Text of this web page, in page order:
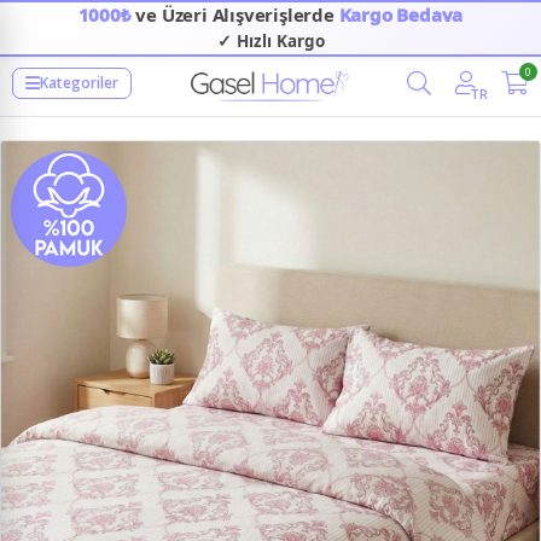
1000₺ve Üzeri Alışverişlerde Kargo Bedava
✓ Hızlı Kargo
Kategoriler
TR
0